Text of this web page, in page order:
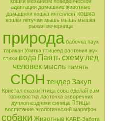
кошки механизм поведенческой
адаптации домашние животные
дамашняя кошка интеллект кошка
кошки летучая мышь мышь мышка
рыжая вечерница
природа бабочка паук
таракан Улитка птицеед растения жук
стихи вода Паять схемулед
человек мысль память
СЮН тендер Закуп
Кристал сказки птица сова сделай сам
горихвостка ласточка скворечник
дуплогнездники синица Птицы
воспитание экологический марафон
собаки Животные KARE-Забота